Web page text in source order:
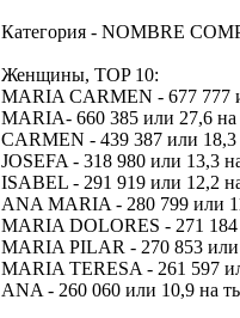
Категория - NOMBRE
Женщины, TOP 10:
MARIA CARMEN - 677 777
MARIA- 660 385 или 27,6 на
CARMEN - 439 387 или 18,3
JOSEFA - 318 980 или 13,3
ISABEL - 291 919 или 12,2
ANA MARIA - 280 799 или
MARIA DOLORES - 271 184
MARIA PILAR - 270 853 или
MARIA TERESA - 261 597
ANA - 260 060 или 10,9 на